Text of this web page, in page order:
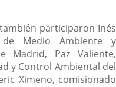
participaron Inés
de Medio Ambiente y
Madrid, Paz Valiente,
y Control Ambiental del
Ximeno, comisionado